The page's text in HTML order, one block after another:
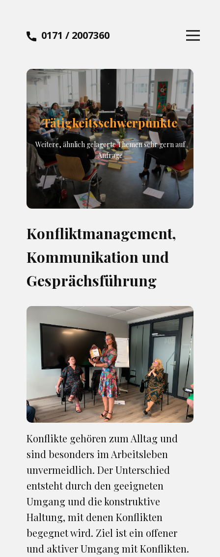
Home
Über Mich
Kontakt
0171 / 2007360
Tätigkeitsschwerpunkte
Weitere, ähnlich gelagerte Themen sehr gern auf
Anfrage
Konfliktmanagement,
Kommunikation und
Gesprächsführung
Konflikte gehören zum Alltag und
sind besonders im Arbeitsleben
unvermeidlich. Der Unterschied
entsteht durch den geeigneten
Umgang und die konstruktive
Haltung, mit denen Konflikten
begegnet wird. Ziel ist ein offener
und aktiver Umgang mit Konflikten.